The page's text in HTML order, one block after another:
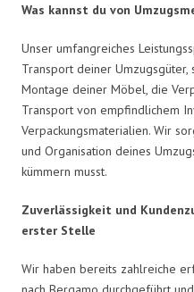
Was kannst du von
Unser umfangreiches
Transport deiner
Montage deiner Möbel, die
Transport von empfindlichem
Verpackungsmaterialien. Wir
und Organisation deines
kümmern musst.
Zuverlässigkeit und
erster Stelle
Wir haben bereits zahlreiche